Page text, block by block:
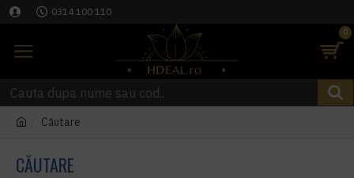
0314 100 110
0
Căutare
CĂUTARE